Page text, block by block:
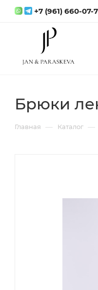
+7 (961) 660-07-
Брюки
Главная — Каталог —